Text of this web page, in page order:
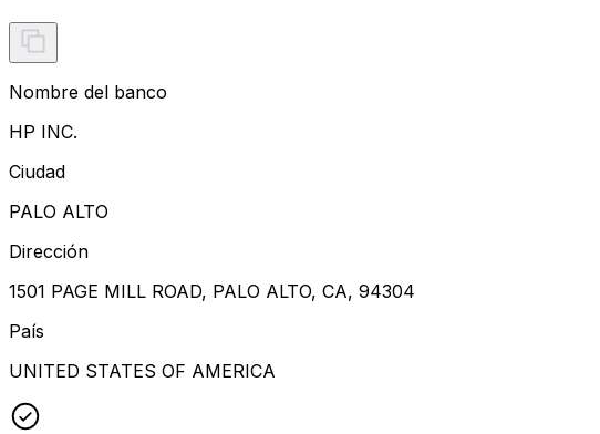
Nombre del banco
HP INC.
Ciudad
PALO ALTO
Dirección
1501 PAGE MILL ROAD, PALO ALTO, CA, 94304
País
UNITED STATES OF AMERICA